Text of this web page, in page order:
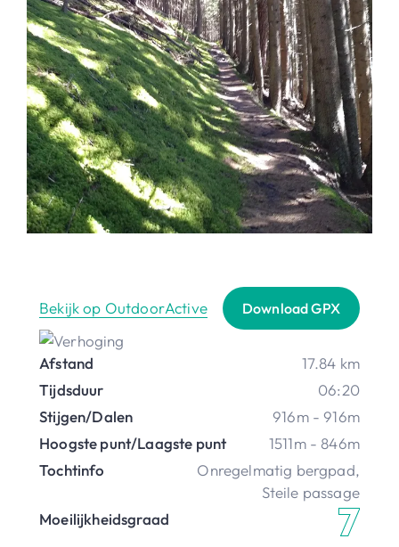
Bekijk op OutdoorActive Download GPX
Afstand
17.84 km
Tijdsduur
06:20
Stijgen/Dalen
916m - 916m
Hoogste punt/Laagste punt
1511m - 846m
Tochtinfo
Onregelmatig bergpad,
Steile passage
Moeilijkheidsgraad